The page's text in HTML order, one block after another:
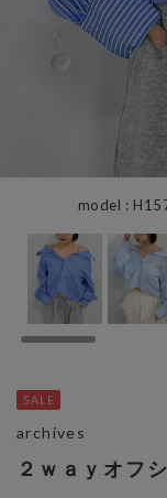
model :
２ｗａｙオフ
archives